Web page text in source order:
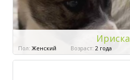
Ириска
Пол: Женский Возраст: 2 года